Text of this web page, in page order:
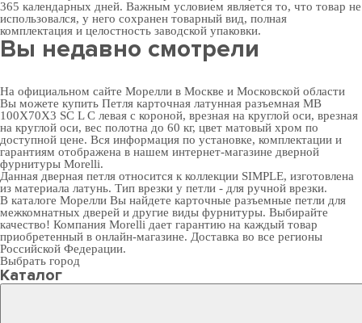
365 календарных дней. Важным условием является то, что товар не
использовался, у него сохранен товарный вид, полная
комплектация и целостность заводской упаковки.
Вы недавно смотрели
На официальном сайте Морелли в Москве и Московской области
Вы можете купить Петля карточная латунная разъемная MB
100X70X3 SC L C левая с короной, врезная на круглой оси, врезная
на круглой оси, вес полотна до 60 кг, цвет матовый хром по
доступной цене. Вся информация по установке, комплектации и
гарантиям отображена в нашем интернет-магазине дверной
фурнитуры Morelli.
Данная дверная петля относится к коллекции SIMPLE, изготовлена
из материала латунь. Тип врезки у петли - для ручной врезки.
В каталоге Морелли Вы найдете карточные разъемные петли для
межкомнатных дверей и другие виды фурнитуры. Выбирайте
качество! Компания Morelli дает гарантию на каждый товар
приобретенный в онлайн-магазине. Доставка во все регионы
Российской Федерации.
Выбрать город
Каталог